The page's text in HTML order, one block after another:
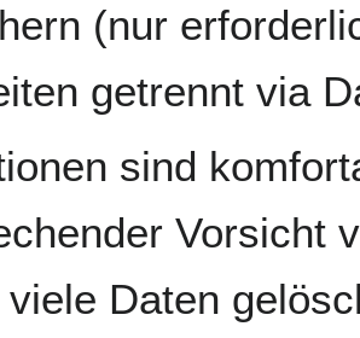
(nur
getrennt via
sind
Vorsicht
viele Daten